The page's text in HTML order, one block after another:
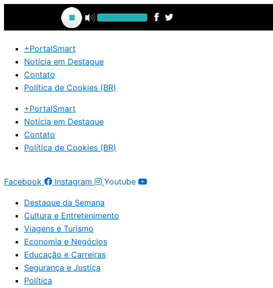
Ir
o
conteúdo+PortalSmart
Notícia em Destaque
Contato
Política de Cookies (BR)
+PortalSmart
Notícia em Destaque
Contato
Política de Cookies (BR)
Facebook Instagram Youtube
Destaque da Semana
Cultura e Entretenimento
Viagens e Turismo
Economia e Negócios
Educação e Carreiras
Segurança e Justiça
Política